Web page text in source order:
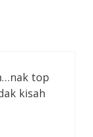
top
kisah